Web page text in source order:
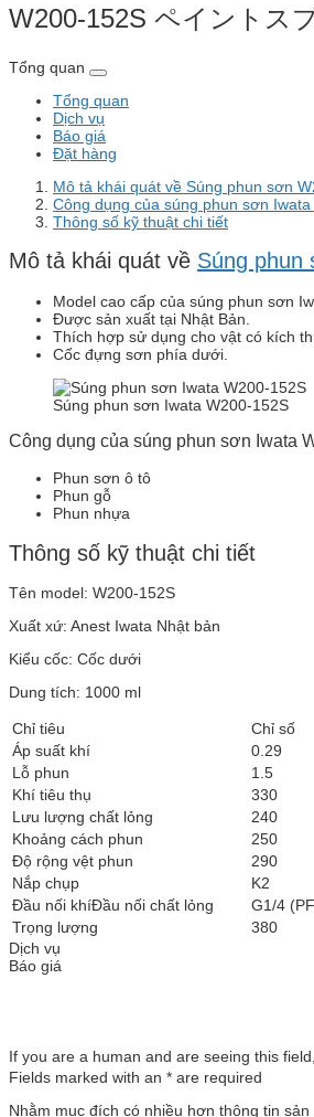
W200-152S ペイントス
Tổng quan
Tổng quan
Dịch vụ
Báo giá
Đặt hàng
Mô tả khái quát về Súng phun sơn
Công dụng của súng phun sơn
Thông số kỹ thuật chi tiết
Mô tả khái quát về Súng phun
Model cao cấp của súng phun sơn
Được sản xuất tại Nhật Bản.
Thích hợp sử dụng cho vật có kích
Cốc đựng sơn phía dưới.
Súng phun sơn Iwata W200-152S
Công dụng của súng phun sơn Iwata
Phun sơn ô tô
Phun gỗ
Phun nhựa
Thông số kỹ thuật chi tiết
Tên model: W200-152S
Xuất xứ: Anest Iwata Nhật bản
Kiểu cốc: Cốc dưới
Dung tích: 1000 ml
Chỉ tiêu Chỉ số
Áp suất khí
0.29
Lỗ phun
1.5
Khí tiêu thụ
330
Lưu lượng chất lỏng
240
Khoảng cách phun
250
Độ rộng vệt phun
290
Nắp chụp
K2
Đầu nối khíĐầu nối chất lỏng
G1/4
Trọng lượng
380
Dịch vụ
Báo giá
If you are a human and are seeing this
Fields marked with an * are required
Nhằm mục đích có nhiều hơn thông tin